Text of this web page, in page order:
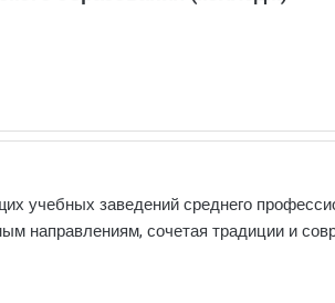
учебных заведений среднего
направлениям, сочетая традиции и